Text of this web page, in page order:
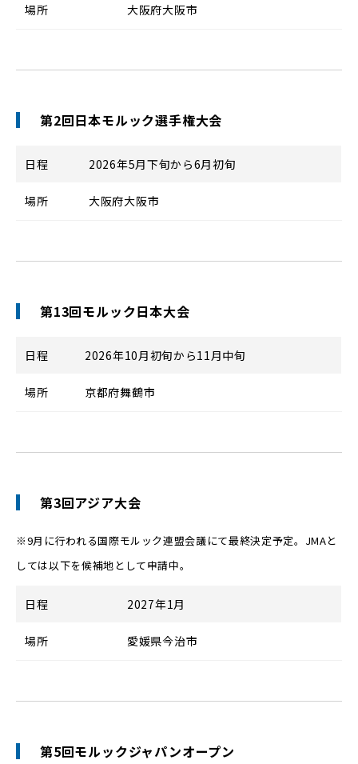
場所 大阪府大阪市
第2回日本モルック選手権大会
日程 2026年5月下旬から6月初旬
場所 大阪府大阪市
第13回モルック日本大会
日程 2026年10月初旬から11月中旬
場所 京都府舞鶴市
第3回アジア大会
※9月に行われる国際モルック連盟会議にて最終決定予定。JMAと
しては以下を候補地として申請中。
日程 2027年1月
場所 愛媛県今治市
第5回モルックジャパンオープン